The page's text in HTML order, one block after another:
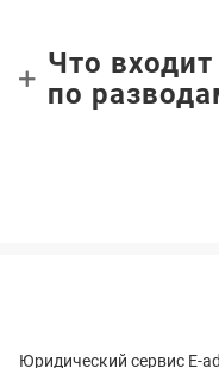
Что
по
Юридический сервис E-